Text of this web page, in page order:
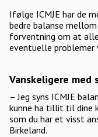
Ifølge ICMJE har de
bedre balanse
forventning om at
eventuelle problemer
Vanskeligere med
– Jeg syns ICMJE
kunne ha tillit til dine
som du har et visst
Birkeland.